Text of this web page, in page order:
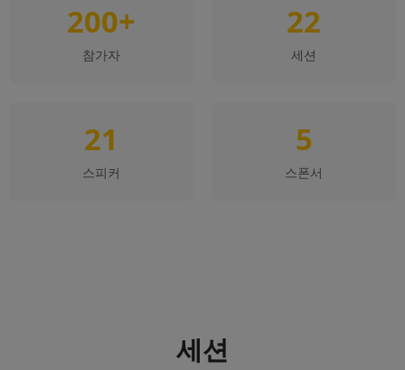
200+
참가자
22
세션
21
스피커
5
스폰서
세션